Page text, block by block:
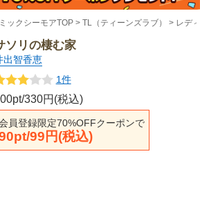
ックシーモアTOP TL（ティーンズラブ） レデ
ソリの棲む家
出智香恵
1件
330円(税込)
員登録限定70%OFFクーポンで
99円(税込)